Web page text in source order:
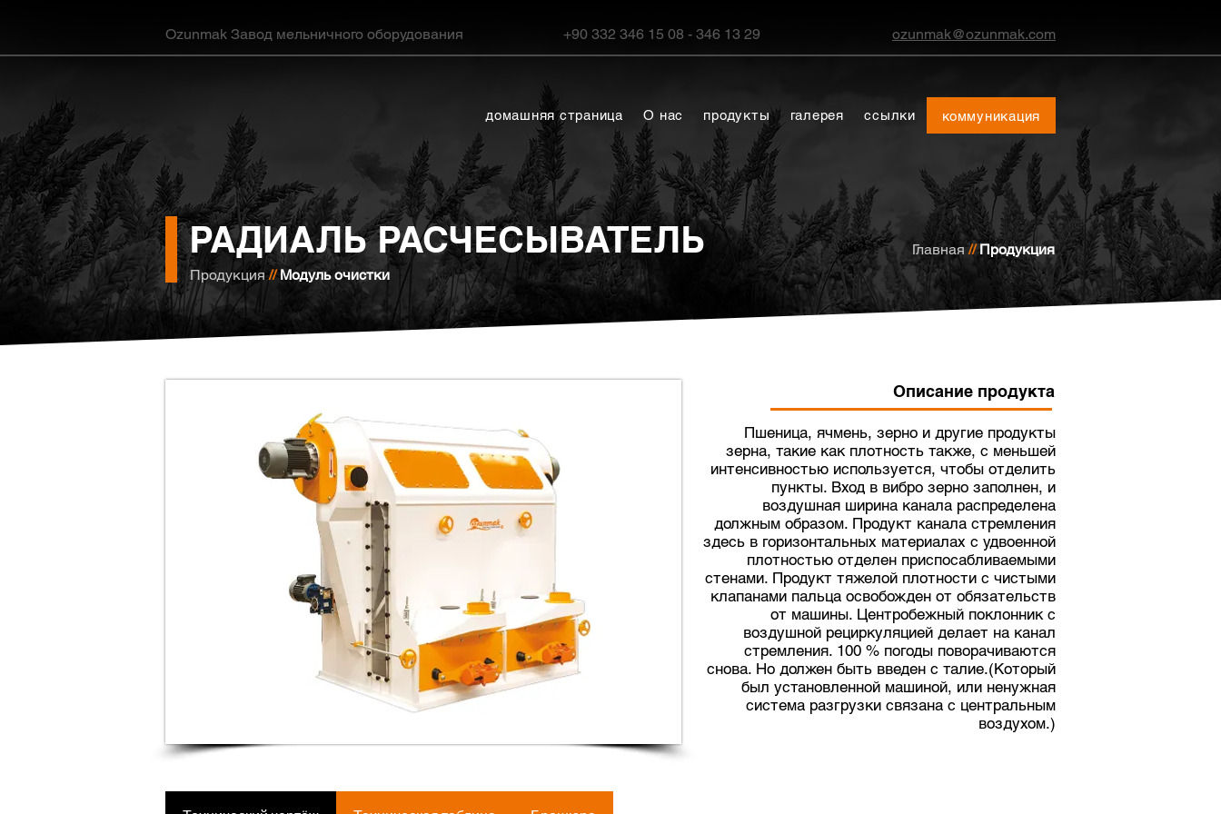
Ozunmak Завод мельничного оборудования +90 332 346 15 08 - 346 13 29 ozunmak@ozunmak.com
домашняя страница О нас продукты галерея ссылки коммуникация
РАДИАЛЬ РАСЧЕСЫВАТЕЛЬ Главная//Продукция
Продукция //Модуль очистки
Описание продукта
Пшеница, ячмень, зерно и другие продукты
зерна, такие как плотность также, с меньшей
интенсивностью используется, чтобы отделить
пункты. Вход в вибро зерно заполнен, и
воздушная ширина канала распределена
должным образом. Продукт канала стремления
здесь в горизонтальных материалах с удвоенной
плотностью отделен приспосабливаемыми
стенами. Продукт тяжелой плотности с чистыми
клапанами пальца освобожден от обязательств
от машины. Центробежный поклонник с
воздушной рециркуляцией делает на канал
стремления. 100 % погоды поворачиваются
снова. Но должен быть введен с талие.(Который
был установленной машиной, или ненужная
система разгрузки связана с центральным
воздухом.)